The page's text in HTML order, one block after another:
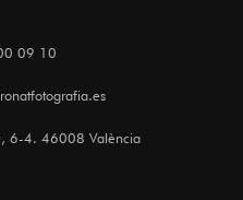
09 10
6-4. 46008 València